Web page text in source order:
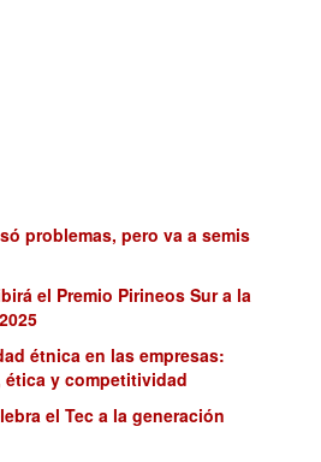
problemas, pero va a semis
el Premio Pirineos Sur a la
étnica en las empresas:
y competitividad
el Tec a la generación